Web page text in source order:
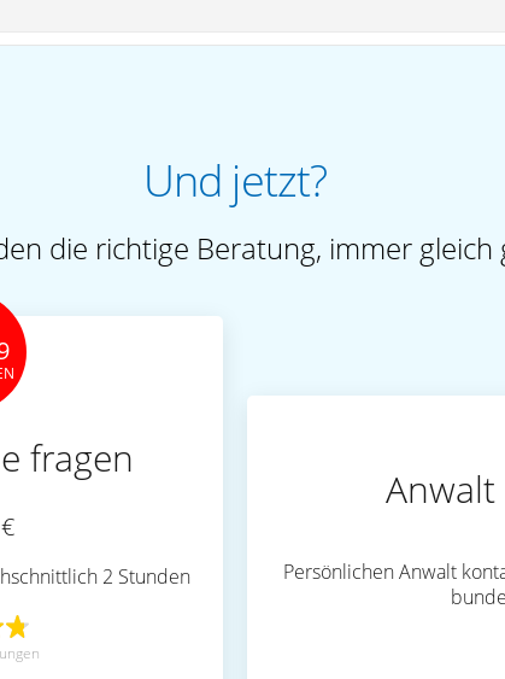
Und jetzt?
die richtige Beratung, immer gleich
fragen
€
2 Stunden
Persönlichen Anwalt